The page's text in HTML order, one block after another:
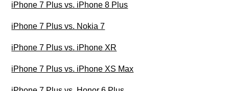
iPhone 7 Plus vs. iPhone 8 Plus
iPhone 7 Plus vs. Nokia 7
iPhone 7 Plus vs. iPhone XR
iPhone 7 Plus vs. iPhone XS Max